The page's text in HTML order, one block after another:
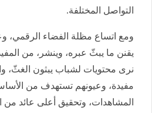
التواصل المختلفة.
ومع اتساع مظلة الفضاء
يقنن ما يبثّ عبره، وينشر، من
نرى محتويات لشباب يبثون الغثّ،
مفيدة، وعيونهم تستهدف من
المشاهدات، وتحقيق أعلى عائد من